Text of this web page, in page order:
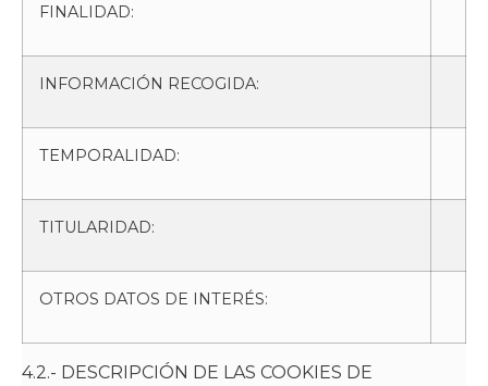
FINALIDAD:
INFORMACIÓN RECOGIDA:
TEMPORALIDAD:
TITULARIDAD:
OTROS DATOS DE INTERÉS:
4.2.- DESCRIPCIÓN DE LAS COOKIES DE